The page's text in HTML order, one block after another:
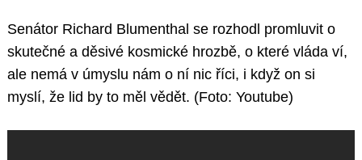
Senátor Richard Blumenthal se rozhodl promluvit o
skutečné a děsivé kosmické hrozbě, o které vláda ví,
ale nemá v úmyslu nám o ní nic říci, i když on si
myslí, že lid by to měl vědět. (Foto: Youtube)